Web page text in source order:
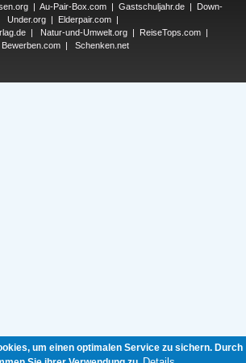
| Au-Pair-Box.com | Gastschuljahr.de | Down-
Under.org | Elderpair.com |
| Natur-und-Umwelt.org| ReiseTops.com|
Bewerben.com | Schenken.net
um einen optimalen Service zu sichern. Durch